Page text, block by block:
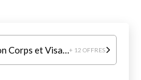
Massage d'Exception Corps et Visage (90 minutes)+ 12 OFFRES